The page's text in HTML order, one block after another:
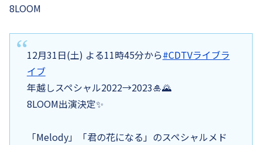
8LOOM
12月31日(土) よる11時45分から#CDTVライブラ
イブ
年越しスペシャル2022→2023🎍🌄
8LOOM出演決定✨
「Melody」「君の花になる」のスペシャルメド